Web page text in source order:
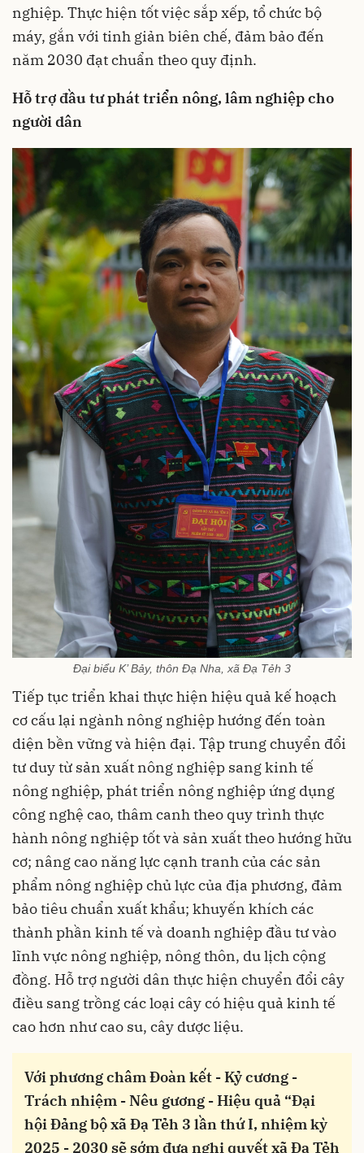
nghiệp. Thực hiện tốt việc sắp xếp, tổ chức bộ
máy, gắn với tinh giản biên chế, đảm bảo đến
năm 2030 đạt chuẩn theo quy định.
Hỗ trợ đầu tư phát triển nông, lâm nghiệp cho
người dân
Đại biểu K’ Bảy, thôn Đạ Nha, xã Đạ Tẻh 3
Tiếp tục triển khai thực hiện hiệu quả kế hoạch
cơ cấu lại ngành nông nghiệp hướng đến toàn
diện bền vững và hiện đại. Tập trung chuyển đổi
tư duy từ sản xuất nông nghiệp sang kinh tế
nông nghiệp, phát triển nông nghiệp ứng dụng
công nghệ cao, thâm canh theo quy trình thực
hành nông nghiệp tốt và sản xuất theo hướng hữu
cơ; nâng cao năng lực cạnh tranh của các sản
phẩm nông nghiệp chủ lực của địa phương, đảm
bảo tiêu chuẩn xuất khẩu; khuyến khích các
thành phần kinh tế và doanh nghiệp đầu tư vào
lĩnh vực nông nghiệp, nông thôn, du lịch cộng
đồng. Hỗ trợ người dân thực hiện chuyển đổi cây
điều sang trồng các loại cây có hiệu quả kinh tế
cao hơn như cao su, cây dược liệu.
Với phương châm Đoàn kết - Kỷ cương -
Trách nhiệm - Nêu gương - Hiệu quả “Đại
hội Đảng bộ xã Đạ Tẻh 3 lần thứ I, nhiệm kỳ
2025 - 2030 sẽ sớm đưa nghị quyết xã Đạ Tẻh